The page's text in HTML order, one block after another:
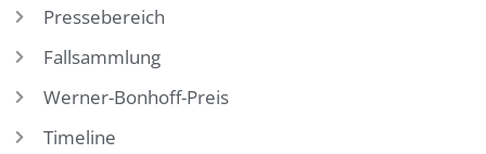
Pressebereich
Fallsammlung
Werner-Bonhoff-Preis
Timeline